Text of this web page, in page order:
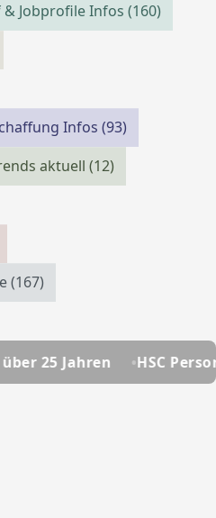
& Jobprofile Infos (160)
Infos (93)
aktuell (12)
(167)
HSC